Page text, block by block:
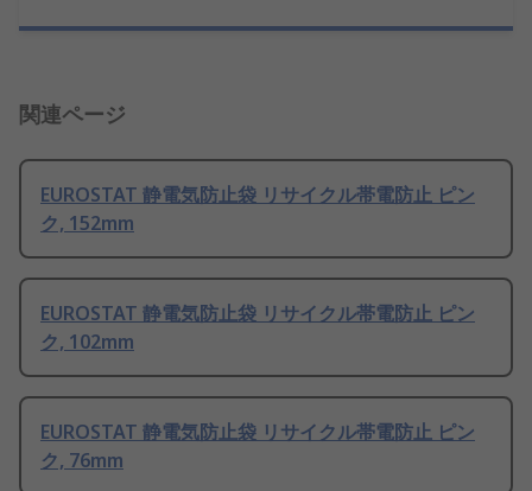
関連ページ
EUROSTAT 静電気防止袋 リサイクル帯電防止 ピン
ク, 152mm
EUROSTAT 静電気防止袋 リサイクル帯電防止 ピン
ク, 102mm
EUROSTAT 静電気防止袋 リサイクル帯電防止 ピン
ク, 76mm